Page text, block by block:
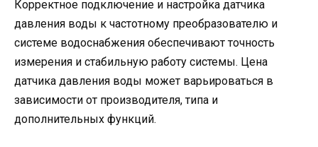
Корректное подключение и настройка датчика
давления воды к частотному преобразователю и
системе водоснабжения обеспечивают точность
измерения и стабильную работу системы. Цена
датчика давления воды может варьироваться в
зависимости от производителя, типа и
дополнительных функций.